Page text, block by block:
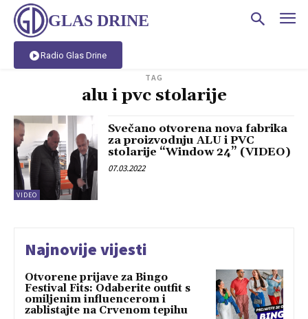
GLAS DRINE
Radio Glas Drine
TAG
alu i pvc stolarije
VIDEO
Svečano otvorena nova fabrika
za proizvodnju ALU i PVC
stolarije “Window 24” (VIDEO)
07.03.2022
Najnovije vijesti
Otvorene prijave za Bingo
Festival Fits: Odaberite outfit s
omiljenim influencerom i
zablistajte na Crvenom tepihu